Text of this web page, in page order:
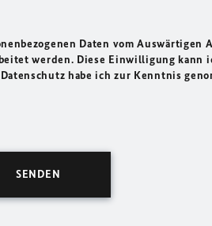
Daten vom Auswärtigen
werden. Diese Einwilligung kann
habe ich zur Kenntnis